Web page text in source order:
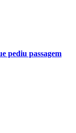
pediu passagem